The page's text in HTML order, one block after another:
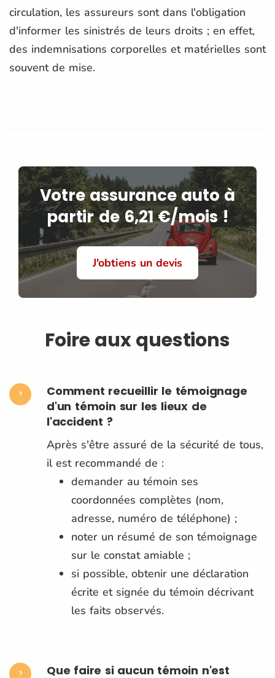
circulation, les assureurs sont dans l'obligation
d'informer les sinistrés de leurs droits ; en effet,
des indemnisations corporelles et matérielles sont
souvent de mise.
Votre assurance auto à
partir de 6,21 €/mois !
J'obtiens un devis
Foire aux questions
Comment recueillir le témoignage
d'un témoin sur les lieux de
l'accident ?
Après s'être assuré de la sécurité de tous,
il est recommandé de :
demander au témoin ses
coordonnées complètes (nom,
adresse, numéro de téléphone) ;
noter un résumé de son témoignage
sur le constat amiable ;
si possible, obtenir une déclaration
écrite et signée du témoin décrivant
les faits observés.
Que faire si aucun témoin n'est